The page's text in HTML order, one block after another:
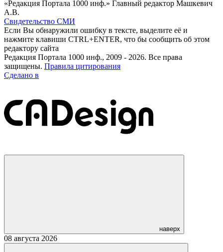
«Редакция Портала 1000 инф.» Главный редактор Машкевич
А.В.
Свидетельство СМИ
Если Вы обнаружили ошибку в тексте, выделите её и
нажмите клавиши CTRL+ENTER, что бы сообщить об этом
редактору сайта
Редакция Портала 1000 инф., 2009 - 2026. Все права
защищены. Правила цитирования
Сделано в
наверх
08 августа 2026